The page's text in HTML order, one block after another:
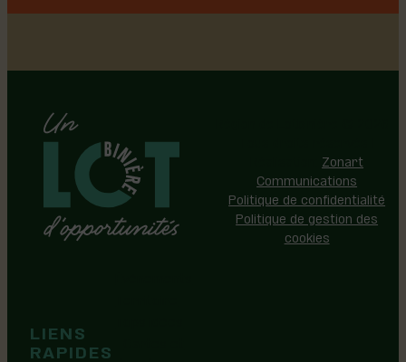
LIENS
RAPIDES
Zonart
Communications
Politique de confidentialité
Politique de gestion des
cookies